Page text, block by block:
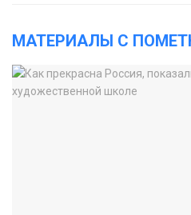
МАТЕРИАЛЫ С